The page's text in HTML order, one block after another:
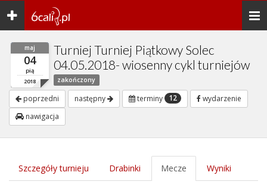
Toggle
navigation
maj
04
pią
2018
Turniej Turniej Piątkowy Solec
04.05.2018- wiosenny cykl turniejów
zakończony
poprzedni następny terminy 12
wydarzenie
nawigacja
Szczegóły turnieju Drabinki Mecze Wyniki